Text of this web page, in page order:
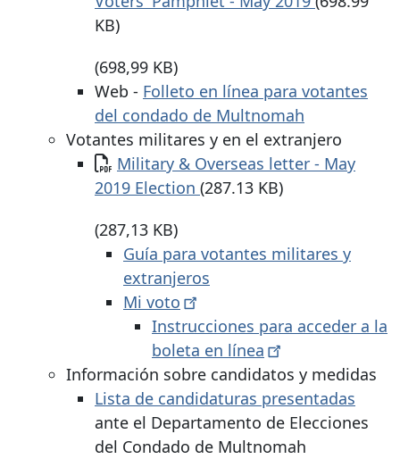
KB)
(698,99 KB)
Web - Folleto en línea para votantes
del condado de Multnomah
Votantes militares y en el extranjero
Documento
Military & Overseas letter - May
2019 Election (287.13 KB)
(287,13 KB)
Guía para votantes militares y
extranjeros
Mi voto
Instrucciones para acceder a la
boleta en línea
Información sobre candidatos y medidas
Lista de candidaturas presentadas
ante el Departamento de Elecciones
del Condado de Multnomah